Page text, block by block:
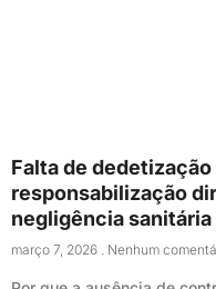
Falta de
responsabilização
negligência sanitária
março 7, 2026 Nenhum